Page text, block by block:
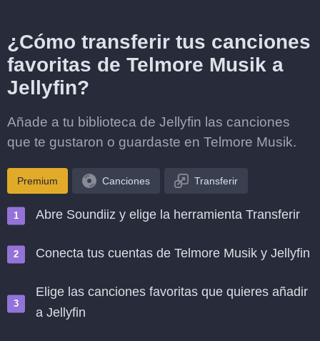
¿Cómo transferir tus canciones
favoritas de Telmore Musik a
Jellyfin?
Añade a tu biblioteca de Jellyfin las canciones
que te gustaron o guardaste en Telmore Musik.
Premium Canciones Transferir
Abre Soundiiz y elige la herramienta Transferir
Conecta tus cuentas de Telmore Musik y Jellyfin
Elige las canciones favoritas que quieres añadir
a Jellyfin